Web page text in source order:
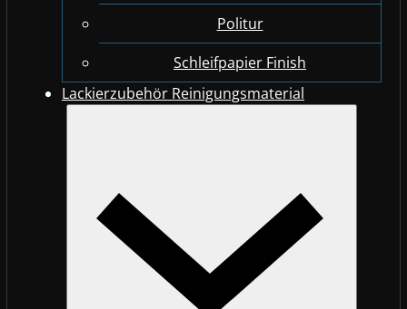
Politur
Schleifpapier Finish
Lackierzubehör Reinigungsmaterial